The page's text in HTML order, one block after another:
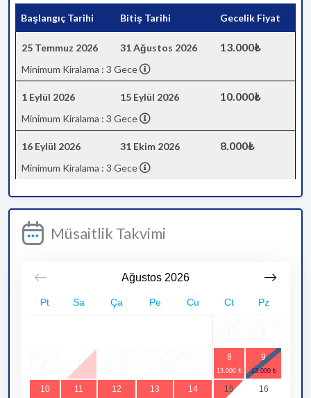
Başlangıç Tarihi Bitiş Tarihi Gecelik Fiyat
25 Temmuz 2026 31 Ağustos 2026 13.000₺
Minimum Kiralama : 3 Gece
1 Eylül 2026 15 Eylül 2026 10.000₺
Minimum Kiralama : 3 Gece
16 Eylül 2026 31 Ekim 2026 8.000₺
Minimum Kiralama : 3 Gece
Müsaitlik Takvimi
Ağustos 2026
Pt Sa Ça Pe Cu Ct Pz
4
8 9
10 11 12 13 14 15 16